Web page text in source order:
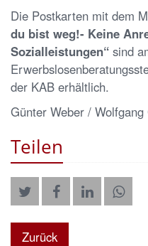
Die Postkarten mit dem
du bist weg!- Keine
Sozialleistungen“ sind
der KAB erhältlich.
Günter Weber / Wolfgang
Teilen
Zurück